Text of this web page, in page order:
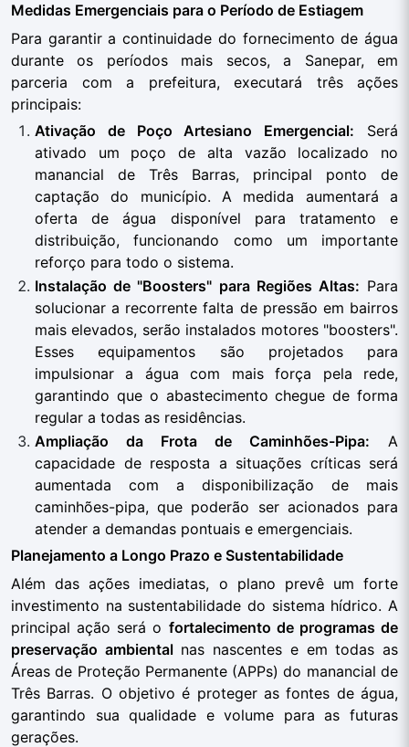
Medidas Emergenciais para o Período de Estiagem
Para garantir a continuidade do fornecimento de água
durante os períodos mais secos, a Sanepar, em
parceria com a prefeitura, executará três ações
principais:
Ativação de Poço Artesiano Emergencial: Será
ativado um poço de alta vazão localizado no
manancial de Três Barras, principal ponto de
captação do município. A medida aumentará a
oferta de água disponível para tratamento e
distribuição, funcionando como um importante
reforço para todo o sistema.
Instalação de "Boosters" para Regiões Altas: Para
solucionar a recorrente falta de pressão em bairros
mais elevados, serão instalados motores "boosters".
Esses equipamentos são projetados para
impulsionar a água com mais força pela rede,
garantindo que o abastecimento chegue de forma
regular a todas as residências.
Ampliação da Frota de Caminhões-Pipa: A
capacidade de resposta a situações críticas será
aumentada com a disponibilização de mais
caminhões-pipa, que poderão ser acionados para
atender a demandas pontuais e emergenciais.
Planejamento a Longo Prazo e Sustentabilidade
Além das ações imediatas, o plano prevê um forte
investimento na sustentabilidade do sistema hídrico. A
principal ação será o fortalecimento de programas de
preservação ambientalnas nascentes e em todas as
Áreas de Proteção Permanente (APPs) do manancial de
Três Barras. O objetivo é proteger as fontes de água,
garantindo sua qualidade e volume para as futuras
gerações.